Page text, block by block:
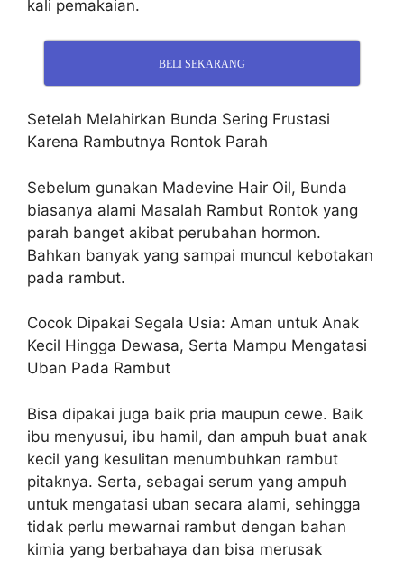
kali pemakaian.
BELI SEKARANG
Setelah Melahirkan Bunda Sering Frustasi
Karena Rambutnya Rontok Parah
Sebelum gunakan Madevine Hair Oil, Bunda
biasanya alami Masalah Rambut Rontok yang
parah banget akibat perubahan hormon.
Bahkan banyak yang sampai muncul kebotakan
pada rambut.
Cocok Dipakai Segala Usia: Aman untuk Anak
Kecil Hingga Dewasa, Serta Mampu Mengatasi
Uban Pada Rambut
Bisa dipakai juga baik pria maupun cewe. Baik
ibu menyusui, ibu hamil, dan ampuh buat anak
kecil yang kesulitan menumbuhkan rambut
pitaknya. Serta, sebagai serum yang ampuh
untuk mengatasi uban secara alami, sehingga
tidak perlu mewarnai rambut dengan bahan
kimia yang berbahaya dan bisa merusak